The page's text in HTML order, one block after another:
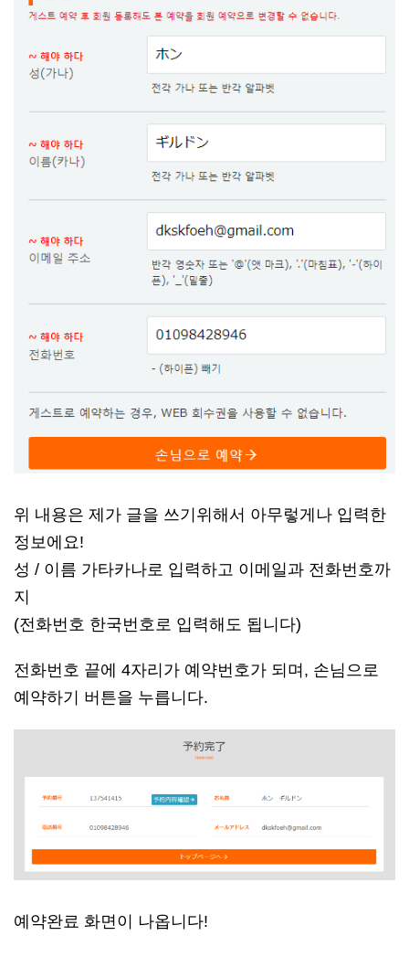
위 내용은 제가 글을 쓰기위해서 아무렇게나 입력한
정보에요!
성 / 이름 가타카나로 입력하고 이메일과 전화번호까
지
(전화번호 한국번호로 입력해도 됩니다)
전화번호 끝에 4자리가 예약번호가 되며, 손님으로
예약하기 버튼을 누릅니다.
예약완료 화면이 나옵니다!